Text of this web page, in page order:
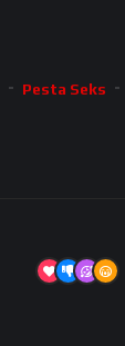
Pesta Seks